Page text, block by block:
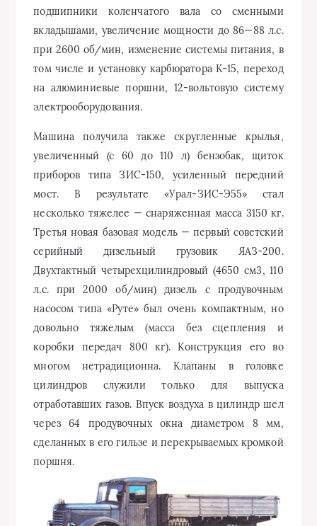
подшипники коленчатого вала со сменными
вкладышами, увеличение мощности до 86—88 л.с.
при 2600 об/мин, изменение системы питания, в
том числе и установку карбюратора К-15, переход
на алюминиевые поршни, 12-вольтовую систему
электрооборудования.
Машина получила также скругленные крылья,
увеличенный (с 60 до 110 л) бензобак, щиток
приборов типа ЗИС-150, усиленный передний
мост. В результате «Урал-ЗИС-Э55» стал
несколько тяжелее — снаряженная масса 3150 кг.
Третья новая базовая модель — первый советский
серийный дизельный грузовик ЯАЗ-200.
Двухтактный четырехцилиндровый (4650 см3, 110
л.с. при 2000 об/мин) дизель с продувочным
насосом типа «Руте» был очень компактным, но
довольно тяжелым (масса без сцепления и
коробки передач 800 кг). Конструкция его во
многом нетрадиционна. Клапаны в головке
цилиндров служили только для выпуска
отработавших газов. Впуск воздуха в цилиндр шел
через 64 продувочных окна диаметром 8 мм,
сделанных в его гильзе и перекрываемых кромкой
поршня.